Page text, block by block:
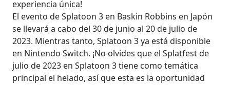
experiencia única!
El evento de Splatoon 3 en Baskin Robbins en Japón
se llevará a cabo del 30 de junio al 20 de julio de
2023. Mientras tanto, Splatoon 3 ya está disponible
en Nintendo Switch. ¡No olvides que el Splatfest de
julio de 2023 en Splatoon 3 tiene como temática
principal el helado, así que esta es la oportunidad